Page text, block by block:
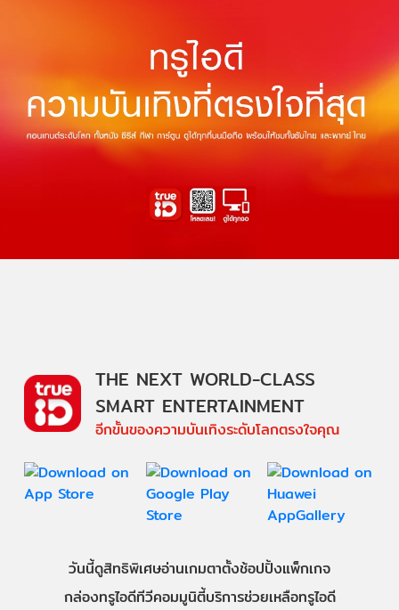
THE NEXT WORLD-CLASS
SMART ENTERTAINMENT
อีกขั้นของความบันเทิงระดับโลกตรงใจคุณ
วันนี้ดูสิทธิพิเศษอ่านเกมตาตั้งช้อปปิ้งแพ็กเกจ
กล่องทรูไอดีทีวีคอมมูนิตี้บริการช่วยเหลือทรูไอดี